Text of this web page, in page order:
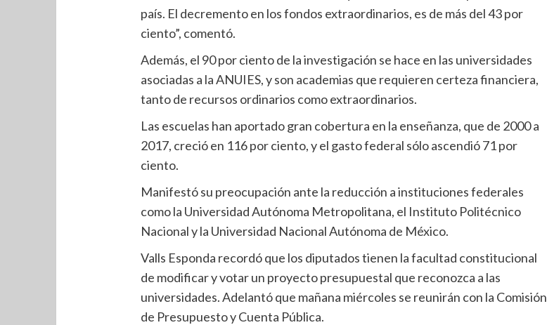
país. El decremento en los fondos extraordinarios, es de más del 43 por
ciento”, comentó.
Además, el 90 por ciento de la investigación se hace en las universidades
asociadas a la ANUIES, y son academias que requieren certeza financiera,
tanto de recursos ordinarios como extraordinarios.
Las escuelas han aportado gran cobertura en la enseñanza, que de 2000 a
2017, creció en 116 por ciento, y el gasto federal sólo ascendió 71 por
ciento.
Manifestó su preocupación ante la reducción a instituciones federales
como la Universidad Autónoma Metropolitana, el Instituto Politécnico
Nacional y la Universidad Nacional Autónoma de México.
Valls Esponda recordó que los diputados tienen la facultad constitucional
de modificar y votar un proyecto presupuestal que reconozca a las
universidades. Adelantó que mañana miércoles se reunirán con la Comisión
de Presupuesto y Cuenta Pública.